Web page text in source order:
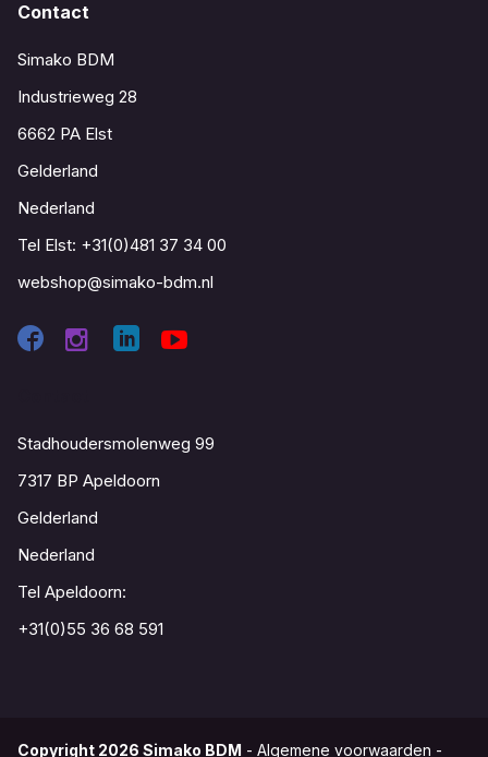
Contact
Simako BDM
Industrieweg 28
6662 PA Elst
Gelderland
Nederland
Tel Elst: +31(0)481 37 34 00
webshop@simako-bdm.nl
Stadhoudersmolenweg 99
7317 BP Apeldoorn
Gelderland
Nederland
Tel Apeldoorn:
+31(0)55 36 68 591
Copyright 2026 Simako BDM - Algemene voorwaarden -